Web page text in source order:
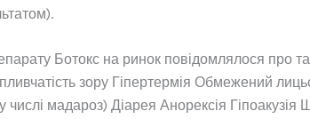
Ботокс на ринок повідомлялося про такі
зору Гіпертермія Обмежений
числі мадароз) Діарея Анорексія